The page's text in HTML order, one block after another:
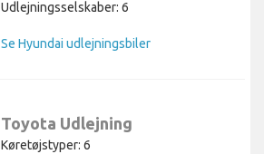
Udlejningsselskaber: 6
Se Hyundai udlejningsbiler
Toyota Udlejning
Køretøjstyper: 6